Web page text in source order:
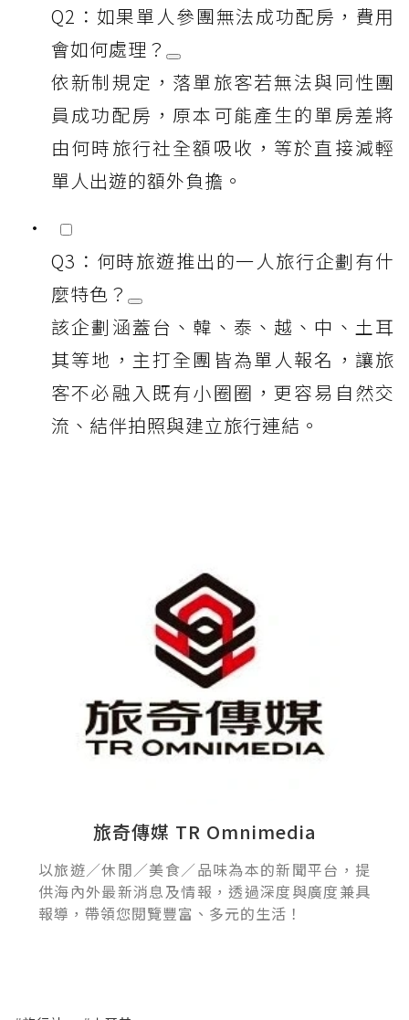
Q2：如果單人參團無法成功配房，費用
會如何處理？
依新制規定，落單旅客若無法與同性團
員成功配房，原本可能產生的單房差將
由何時旅行社全額吸收，等於直接減輕
單人出遊的額外負擔。
Q3：何時旅遊推出的一人旅行企劃有什
麼特色？
該企劃涵蓋台、韓、泰、越、中、土耳
其等地，主打全團皆為單人報名，讓旅
客不必融入既有小圈圈，更容易自然交
流、結伴拍照與建立旅行連結。
旅奇傳媒 TR Omnimedia
以旅遊／休閒／美食／品味為本的新聞平台，提
供海內外最新消息及情報，透過深度與廣度兼具
報導，帶領您閱覽豐富、多元的生活！